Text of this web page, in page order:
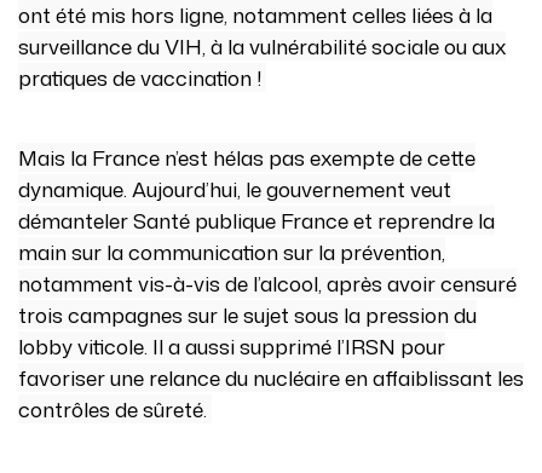
ont été mis hors ligne, notamment celles liées à la
surveillance du VIH, à la vulnérabilité sociale ou aux
pratiques de vaccination !
Mais la France n’est hélas pas exempte de cette
dynamique. Aujourd’hui, le gouvernement veut
démanteler Santé publique France et reprendre la
main sur la communication sur la prévention,
notamment vis-à-vis de l’alcool, après avoir censuré
trois campagnes sur le sujet sous la pression du
lobby viticole. Il a aussi supprimé l’IRSN pour
favoriser une relance du nucléaire en affaiblissant les
contrôles de sûreté.